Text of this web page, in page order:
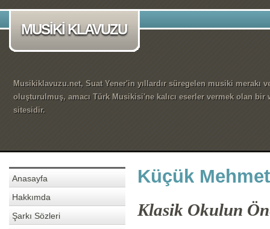
MUSİKİ KLAVUZU
Musikiklavuzu.net, Suat Yener'in yıllardır süregelen musiki merakı
oluşturulmuş, amacı Türk Musikisi'ne kalıcı eserler vermek olan bir
sitesidir.
Anasayfa
Hakkımda
Şarkı Sözleri
Küçük
Klasik Okulun